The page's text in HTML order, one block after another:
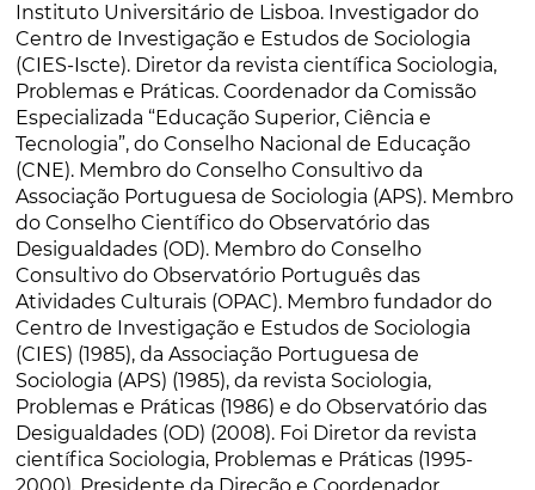
Instituto Universitário de Lisboa. Investigador do
Centro de Investigação e Estudos de Sociologia
(CIES-Iscte). Diretor da revista científica Sociologia,
Problemas e Práticas. Coordenador da Comissão
Especializada “Educação Superior, Ciência e
Tecnologia”, do Conselho Nacional de Educação
(CNE). Membro do Conselho Consultivo da
Associação Portuguesa de Sociologia (APS). Membro
do Conselho Científico do Observatório das
Desigualdades (OD). Membro do Conselho
Consultivo do Observatório Português das
Atividades Culturais (OPAC). Membro fundador do
Centro de Investigação e Estudos de Sociologia
(CIES) (1985), da Associação Portuguesa de
Sociologia (APS) (1985), da revista Sociologia,
Problemas e Práticas (1986) e do Observatório das
Desigualdades (OD) (2008). Foi Diretor da revista
científica Sociologia, Problemas e Práticas (1995-